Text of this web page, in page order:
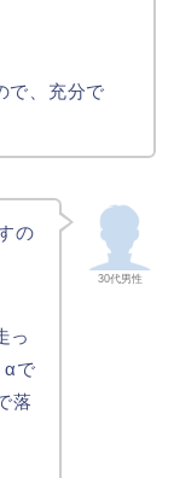
で、充分で
30代男性
の
っ
αで
落